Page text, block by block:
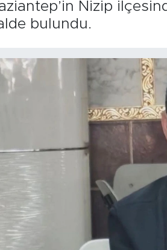
Nizip
bulundu.